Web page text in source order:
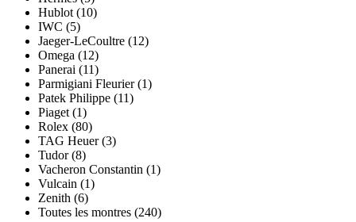
Hublot (10)
IWC (5)
Jaeger-LeCoultre (12)
Omega (12)
Panerai (11)
Parmigiani Fleurier (1)
Patek Philippe (11)
Piaget (1)
Rolex (80)
TAG Heuer (3)
Tudor (8)
Vacheron Constantin (1)
Vulcain (1)
Zenith (6)
Toutes les montres (240)